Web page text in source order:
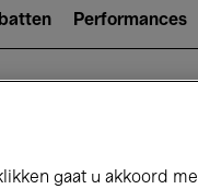
Performances
gaat u akkoord